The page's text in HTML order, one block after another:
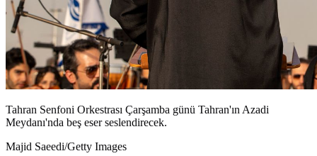
Tahran Senfoni Orkestrası Çarşamba günü Tahran'ın Azadi
Meydanı'nda beş eser seslendirecek.
Majid Saeedi/Getty Images